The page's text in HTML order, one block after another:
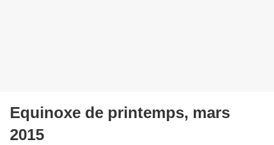
Equinoxe de printemps, mars
2015